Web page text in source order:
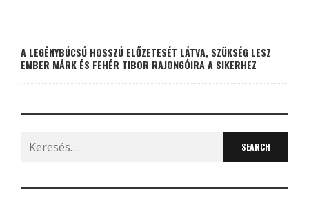
A LEGÉNYBÚCSÚ HOSSZÚ ELŐZETESÉT LÁTVA, SZÜKSÉG LESZ
EMBER MÁRK ÉS FEHÉR TIBOR RAJONGÓIRA A SIKERHEZ
Search
for: